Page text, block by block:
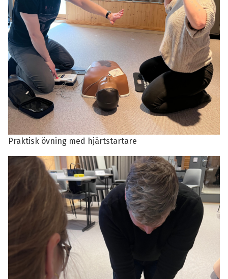
Praktisk övning med hjärtstartare